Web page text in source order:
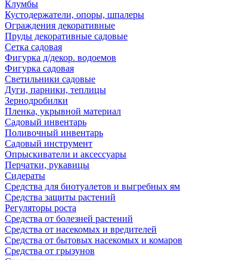
Клумбы
Кустодержатели, опоры, шпалеры
Ограждения декоративные
Пруды декоративные садовые
Сетка садовая
Фигурка д/декор. водоемов
Фигурка садовая
Светильники садовые
Дуги, парники, теплицы
Зернодробилки
Пленка, укрывной материал
Садовый инвентарь
Поливочный инвентарь
Садовый инструмент
Опрыскиватели и аксессуары
Перчатки, рукавицы
Сидераты
Средства для биотуалетов и выгребных ям
Средства защиты растений
Регуляторы роста
Средства от болезней растений
Средства от насекомых и вредителей
Средства от бытовых насекомых и комаров
Средства от грызунов